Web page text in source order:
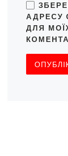
АДРЕСУ
ДЛЯ